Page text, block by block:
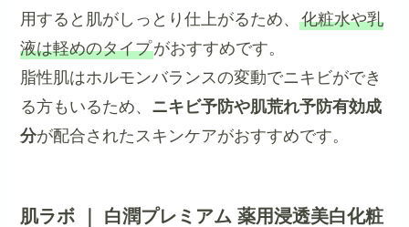
用すると肌がしっとり仕上がるため、化粧水や乳
液は軽めのタイプがおすすめです。
脂性肌はホルモンバランスの変動でニキビができ
る方もいるため、 ニキビ予防や肌荒れ予防有効成
分が配合されたスキンケアがおすすめです。
肌ラボ ｜ 白潤プレミアム 薬用浸透美白化粧